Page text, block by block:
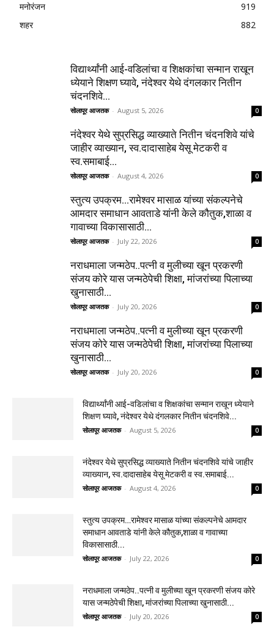
मनोरंजन
919
शहर
882
विद्यार्थ्यांनी आई-वडिलांचा व शिक्षकांचा सन्मान राखून
ध्येयाने शिक्षण घ्यावे, नंदेश्वर येथे दंगलकार नितीन
चंदनशिवे...
सोलापूर आजतक - August 5, 2026 0
नंदेश्वर येथे सुप्रसिद्ध व्याख्याते नितीन चंदनशिवे यांचे
जाहीर व्याख्यान, स्व.दादासाहेब येसू मेटकरी व
स्व.समाबाई...
सोलापूर आजतक - August 4, 2026 0
स्तुत्य उपक्रम…रामेश्वर मासाळ यांच्या संकल्पनेचे
आमदार समाधान आवताडे यांनी केले कौतुक,शाळा व
गावाच्या विकासासाठी...
सोलापूर आजतक - July 22, 2026 0
नराधमाला जन्मठेप..पत्नी व मुलीच्या खून प्रकरणी
संजय कोरे यास जन्मठेपेची शिक्षा, मांजरांच्या पिलाच्या
खुनासाठी...
सोलापूर आजतक - July 20, 2026 0
नराधमाला जन्मठेप..पत्नी व मुलीच्या खून प्रकरणी
संजय कोरे यास जन्मठेपेची शिक्षा, मांजरांच्या पिलाच्या
खुनासाठी...
सोलापूर आजतक - July 20, 2026 0
विद्यार्थ्यांनी आई-वडिलांचा व शिक्षकांचा सन्मान राखून ध्येयाने
शिक्षण घ्यावे, नंदेश्वर येथे दंगलकार नितीन चंदनशिवे...
सोलापूर आजतक - August 5, 2026 0
नंदेश्वर येथे सुप्रसिद्ध व्याख्याते नितीन चंदनशिवे यांचे जाहीर
व्याख्यान, स्व.दादासाहेब येसू मेटकरी व स्व.समाबाई...
सोलापूर आजतक - August 4, 2026 0
स्तुत्य उपक्रम…रामेश्वर मासाळ यांच्या संकल्पनेचे आमदार
समाधान आवताडे यांनी केले कौतुक,शाळा व गावाच्या
विकासासाठी...
सोलापूर आजतक - July 22, 2026 0
नराधमाला जन्मठेप..पत्नी व मुलीच्या खून प्रकरणी संजय कोरे
यास जन्मठेपेची शिक्षा, मांजरांच्या पिलाच्या खुनासाठी...
सोलापूर आजतक - July 20, 2026 0